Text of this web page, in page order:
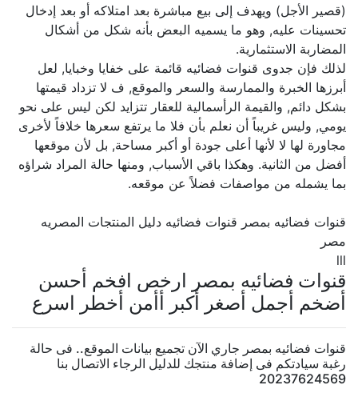
(قصير الأجل) ويهدف إلى بيع مباشرة بعد امتلاكه أو بعد إدخال
تحسينات عليه, وهو ما يسميه البعض بأنه شكل من أشكال
المضاربة الاستثمارية.
لذلك فإن جدوى قنوات فضائيه قائمة على خفايا وخبايا, لعل
أبرزها الخبرة والممارسة والسعر والموقع, ف لا تزداد قيمتها
بشكل دائم, والقيمة الرأسمالية للعقار تتزايد لكن ليس على نحو
يومي, وليس غريباً أن نعلم بأن فلا ما يرتفع سعرها خلافاً لأخرى
مجاورة لها لا لأنها أعلى جودة أو أكبر مساحة, بل لأن موقعها
أفضل من الثانية. وهكذا باقي الأسباب, ومنها حالة المراد شراؤه
بما يشمله من مواصفات فضلاً عن موقعه.
قنوات فضائيه بمصر قنوات فضائيه دليل المنتجات المصريه
مصر
قنوات فضائيه بمصر ارخص افخم أحسن
أضخم أجمل أصغر أكبر أأمن أخطر اسرع
قنوات فضائيه بمصر جاري الآن تجميع بيانات الموقع.. فى حالة
رغبة سيادتكم فى إضافة منتجك للدليل الرجاء الاتصال بنا
20237624569